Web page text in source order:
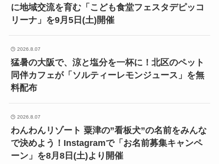
に地域交流を育む「こども食堂フェスタデピッコ
リーナ」を9月5日(土)開催
2026.8.07
猛暑の大阪で、涼と塩分を一杯に！北区のペット
同伴カフェが「ソルティーレモンジュース」を無
料配布
2026.8.07
わんわんリゾート 粟津の”看板犬”の名前をみんな
で決めよう！Instagramで「お名前募集キャンペ
ーン」を8月8日(土)より開催